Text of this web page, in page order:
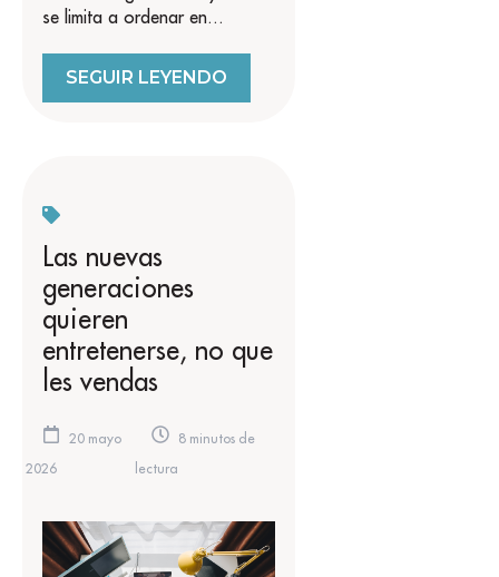
se limita a ordenar en...
SEGUIR LEYENDO
Las nuevas
generaciones
quieren
entretenerse, no que
les vendas
20 mayo
2026
8 minutos de
lectura